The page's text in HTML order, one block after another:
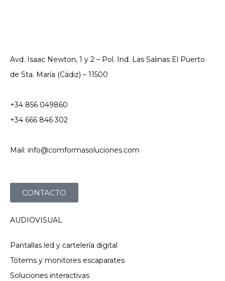
Avd. Isaac Newton, 1 y 2 – Pol. Ind. Las Salinas El Puerto
de Sta. María (Cádiz) – 11500
+34 856 049860
+34 666 846 302
Mail: info@comformasoluciones.com
CONTACTO
AUDIOVISUAL
Pantallas led y cartelería digital
Tótems y monitores escaparates
Soluciones interactivas